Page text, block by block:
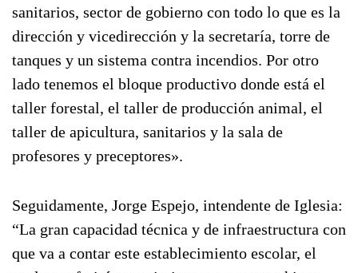
sanitarios, sector de gobierno con todo lo que es la
dirección y vicedirección y la secretaría, torre de
tanques y un sistema contra incendios. Por otro
lado tenemos el bloque productivo donde está el
taller forestal, el taller de producción animal, el
taller de apicultura, sanitarios y la sala de
profesores y preceptores».
Seguidamente, Jorge Espejo, intendente de Iglesia:
“La gran capacidad técnica y de infraestructura con
que va a contar este establecimiento escolar, el